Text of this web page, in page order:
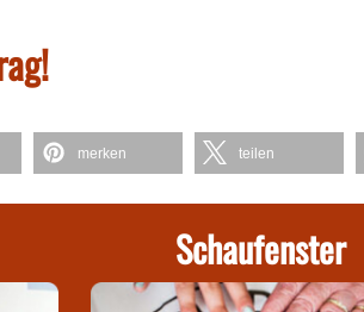
merken teilen
Schaufenster